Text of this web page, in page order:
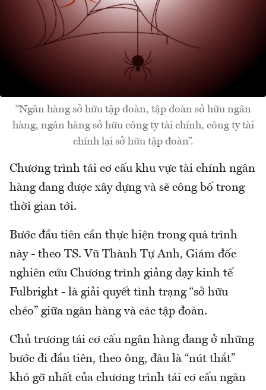
“Ngân hàng sở hữu tập đoàn, tập đoàn sở hữu ngân
hàng, ngân hàng sở hữu công ty tài chính, công ty tài
chính lại sở hữu tập đoàn”.
Chương trình tái cơ cấu khu vực tài chính ngân
hàng đang được xây dựng và sẽ công bố trong
thời gian tới.
Bước đầu tiên cần thực hiện trong quá trình
này - theo TS. Vũ Thành Tự Anh, Giám đốc
nghiên cứu Chương trình giảng dạy kinh tế
Fulbright - là giải quyết tình trạng “sở hữu
chéo” giữa ngân hàng và các tập đoàn.
Chủ trương tái cơ cấu ngân hàng đang ở những
bước đi đầu tiên, theo ông, đâu là “nút thắt”
khó gỡ nhất của chương trình tái cơ cấu ngân